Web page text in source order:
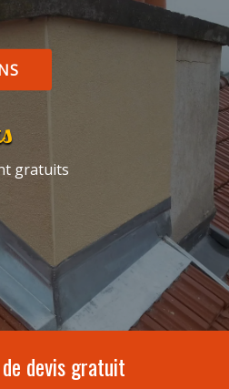
gratuits
devis gratuit